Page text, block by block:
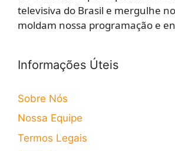
televisiva do Brasil e mergulhe
moldam nossa programação e
Informações Úteis
Sobre Nós
Nossa Equipe
Termos Legais